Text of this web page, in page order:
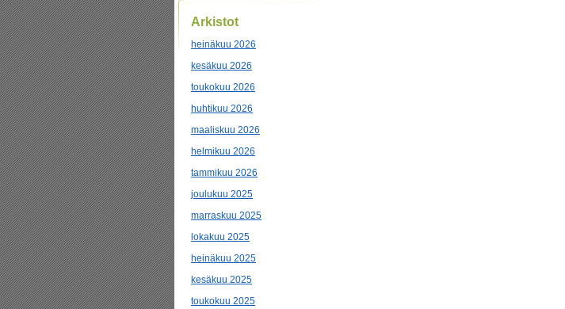
Arkistot
heinäkuu 2026
kesäkuu 2026
toukokuu 2026
huhtikuu 2026
maaliskuu 2026
helmikuu 2026
tammikuu 2026
joulukuu 2025
marraskuu 2025
lokakuu 2025
heinäkuu 2025
kesäkuu 2025
toukokuu 2025